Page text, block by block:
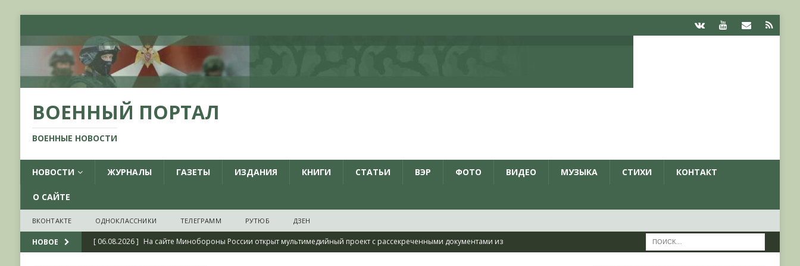
ВОЕННЫЙ ПОРТАЛ
ВОЕННЫЕ НОВОСТИ
НОВОСТИ ЖУРНАЛЫ ГАЗЕТЫ ИЗДАНИЯ КНИГИ СТАТЬИ ВЭР ФОТО ВИДЕО МУЗЫКА СТИХИ КОНТАКТ
О САЙТЕ
ВКОНТАКТЕ ОДНОКЛАССНИКИ ТЕЛЕГРАММ РУТЮБ ДЗЕН
НОВОЕ [ 06.08.2026 ] На сайте Минобороны России открыт мультимедийный проект с рассекреченными документами из